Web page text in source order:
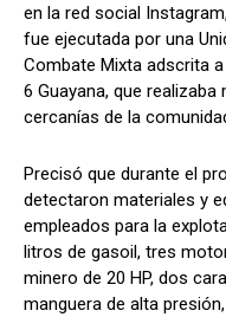
en la red social
fue ejecutada por una
Combate Mixta adscrita a
6 Guayana, que
cercanías de la
Precisó que durante el
detectaron materiales y
empleados para la
litros de gasoil, tres
minero de 20 HP, dos
manguera de alta